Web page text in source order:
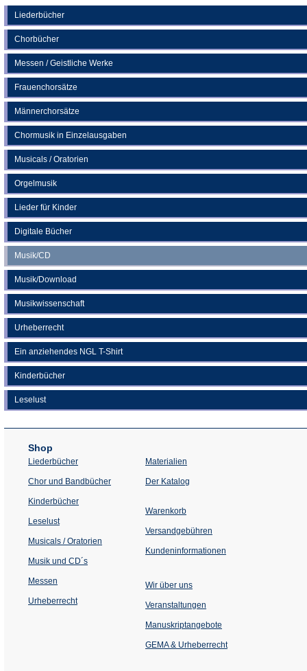
Liederbücher
Chorbücher
Messen / Geistliche Werke
Frauenchorsätze
Männerchorsätze
Chormusik in Einzelausgaben
Musicals / Oratorien
Orgelmusik
Lieder für Kinder
Digitale Bücher
Musik/CD
Musik/Download
Musikwissenschaft
Urheberrecht
Ein anziehendes NGL T-Shirt
Kinderbücher
Leselust
Shop
Liederbücher
Chor und Bandbücher
Kinderbücher
Leselust
Musicals / Oratorien
Musik und CD´s
Messen
Urheberrecht
Materialien
Der Katalog
Warenkorb
Versandgebühren
Kundeninformationen
Wir über uns
Veranstaltungen
einem
Tab)
Manuskriptangebote
GEMA & Urheberrecht